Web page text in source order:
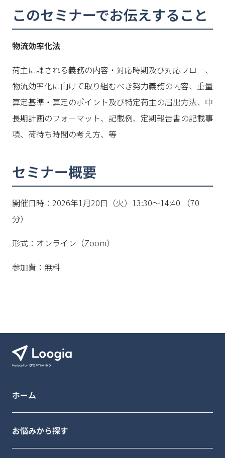
このセミナーでお伝えすること
物流効率化法
荷主に課される義務の内容・対応時期及び対応フロー、
物流効率化に向けて取り組むべき努力義務の内容、重量
算定基準・算定のポイント及び特定荷主の届出方法、中
長期計画のフォーマット、記載例、定期報告書の記載事
項、荷待ち時間の考え方、等
セミナー概要
開催日時：2026年1月20日（火）13:30〜14:40 （70
分）
形式：オンライン（Zoom）
参加費：無料
ホーム
お悩みから探す